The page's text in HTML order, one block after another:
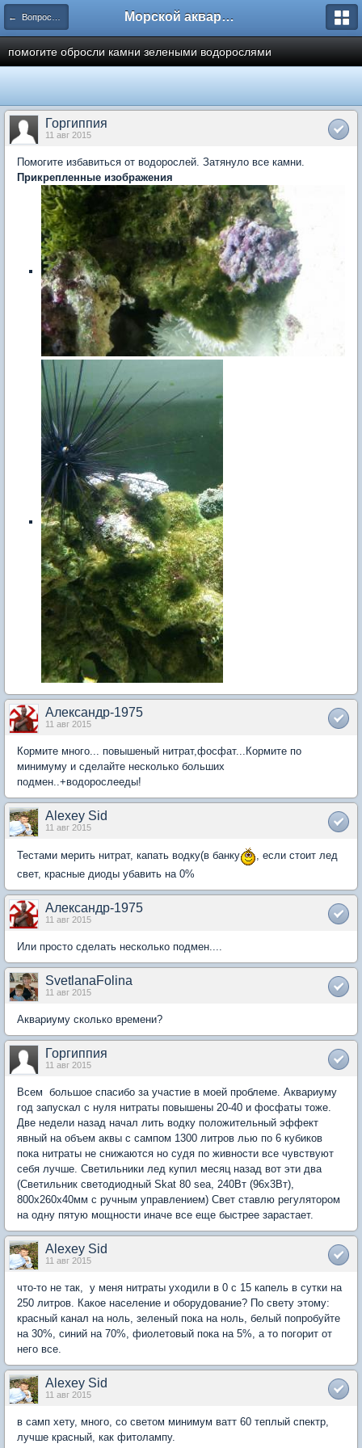
← Вопросы новичков Морской аквариум. Форумы ReefCentral.ru
помогите обросли камни зелеными водорослями
Горгиппия
11 авг 2015
Помогите избавиться от водорослей. Затянуло все камни.
Прикрепленные изображения
Александр-1975
11 авг 2015
Кормите много... повышеный нитрат,фосфат...Кормите по
минимуму и сделайте несколько больших
подмен..+водорослееды!
Alexey Sid
11 авг 2015
Тестами мерить нитрат, капать водку(в банку
, если стоит лед
свет, красные диоды убавить на 0%
Александр-1975
11 авг 2015
Или просто сделать несколько подмен....
SvetlanaFolina
11 авг 2015
Аквариуму сколько времени?
Горгиппия
11 авг 2015
Всем большое спасибо за участие в моей проблеме. Аквариуму
год запускал с нуля нитраты повышены 20-40 и фосфаты тоже.
Две недели назад начал лить водку положительный эффект
явный на объем аквы с сампом 1300 литров лью по 6 кубиков
пока нитраты не снижаются но судя по живности все чувствуют
себя лучше. Светильники лед купил месяц назад вот эти два
(Cветильник светодиодный Skat 80 sea, 240Вт (96х3Вт),
800х260х40мм с ручным управлением) Свет ставлю регулятором
на одну пятую мощности иначе все еще быстрее зарастает.
Alexey Sid
11 авг 2015
что-то не так, у меня нитраты уходили в 0 с 15 капель в сутки на
250 литров. Какое население и оборудование? По свету этому:
красный канал на ноль, зеленый пока на ноль, белый попробуйте
на 30%, синий на 70%, фиолетовый пока на 5%, а то погорит от
него все.
Alexey Sid
11 авг 2015
в самп хету, много, со светом минимум ватт 60 теплый спектр,
лучше красный, как фитолампу.